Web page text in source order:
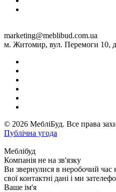
marketing@meblibud.com.ua
м. Житомир, вул. Перемоги 10,
© 2026 МебліБуд. Все права
Публічна угода
Меблібуд
Компанія не на зв'язку
Ви звернулися в неробочий час
свої контактні дані і ми
Ваше ім'я